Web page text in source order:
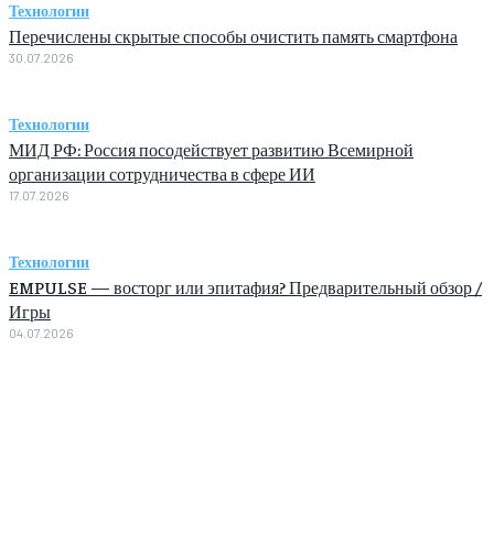
Технологии
Перечислены скрытые способы очистить память смартфона
30.07.2026
Технологии
МИД РФ: Россия посодействует развитию Всемирной
организации сотрудничества в сфере ИИ
17.07.2026
Технологии
EMPULSE — восторг или эпитафия? Предварительный обзор /
Игры
04.07.2026